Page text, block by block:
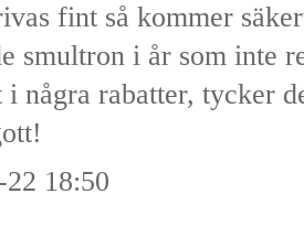
fint så kommer
smultron i år som inte
i några rabatter, tycker
18:50